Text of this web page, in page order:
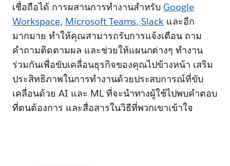
เชื่อถือได้ การผสานการทำงานสำหรับGoogle
Workspace, Microsoft Teams,Slack และอีก
มากมาย ทำให้คุณสามารถรับการแจ้งเตือน ถาม
คำถามติดตามผล และช่วยให้แผนกต่างๆ ทำงาน
ร่วมกันเพื่อขับเคลื่อนธุรกิจของคุณไปข้างหน้า เสริม
ประสิทธิภาพในการทำงานด้วยประสบการณ์ที่ขับ
เคลื่อนด้วย AI และ ML ที่จะนำทางผู้ใช้ไปพบคำตอบ
ที่ตนต้องการ และสื่อสารในวิธีที่พวกเขาเข้าใจ